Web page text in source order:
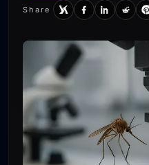
Share